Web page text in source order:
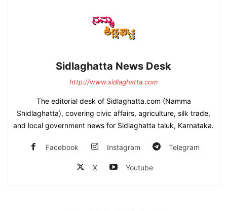
Sidlaghatta News Desk
http://www.sidlaghatta.com
The editorial desk of Sidlaghatta.com (Namma
Shidlaghatta), covering civic affairs, agriculture, silk trade,
and local government news for Sidlaghatta taluk, Karnataka.
Facebook Instagram Telegram
X Youtube